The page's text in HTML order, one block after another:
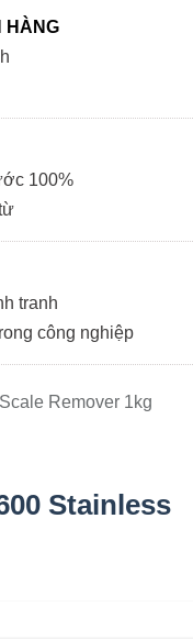
HÀNG
100%
tranh
công nghiệp
Stainless